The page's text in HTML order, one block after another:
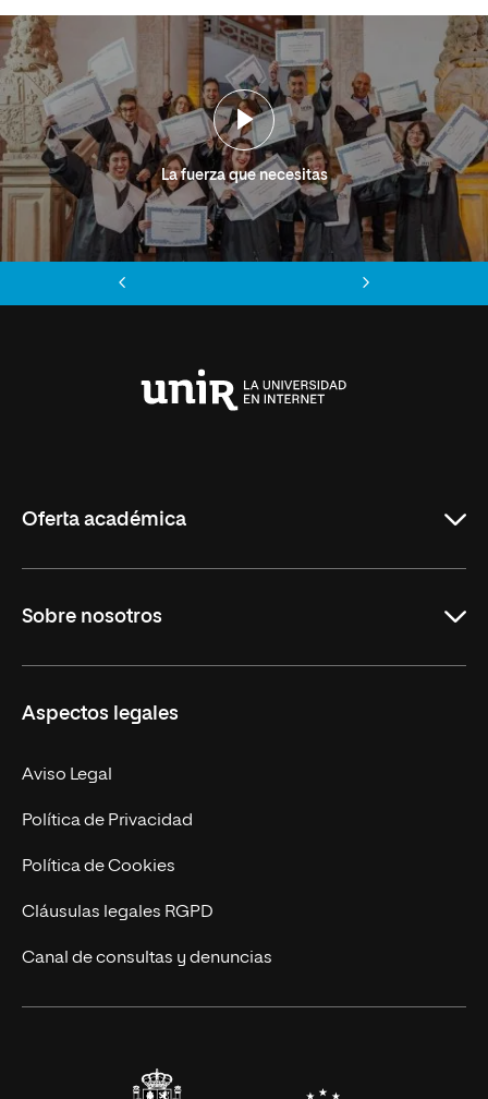
La fuerza que necesitas
Oferta académica
Másteres Oficiales
Doctorados
Experto Universitario
Postgrados
Cursos Universitarios
Sobre nosotros
Facultades
Nuestro Equipo
Trabaja en UNIR
Actualidad
UNIR Revista
Eventos
Aspectos legales
Aviso Legal
Política de Privacidad
Política de Cookies
Cláusulas legales RGPD
Canal de consultas y denuncias